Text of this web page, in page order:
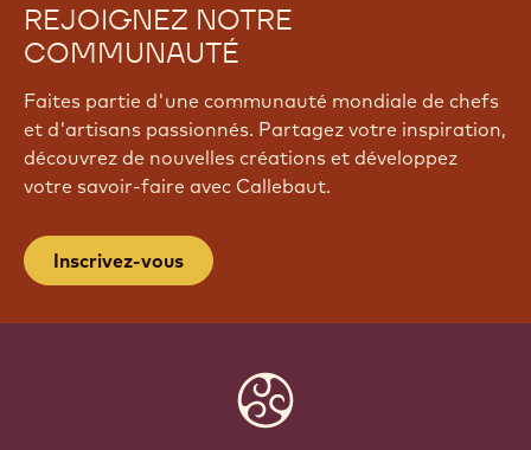
REJOIGNEZ NOTRE
COMMUNAUTÉ
Faites partie d'une communauté mondiale de chefs
et d'artisans passionnés. Partagez votre inspiration,
découvrez de nouvelles créations et développez
votre savoir-faire avec Callebaut.
Inscrivez-vous